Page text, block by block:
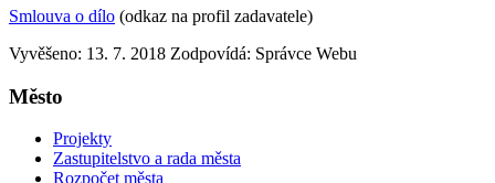
Smlouva o dílo (odkaz na profil zadavatele)
Vyvěšeno: 13. 7. 2018 Zodpovídá: Správce Webu
Město
Projekty
Zastupitelstvo a rada města
Rozpočet města